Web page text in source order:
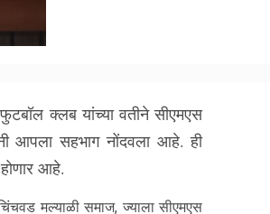
क्लब यांच्या वतीने सीएमएस
आपला सहभाग नोंदवला आहे. ही
आहे.
मल्याळी समाज, ज्याला सीएमएस